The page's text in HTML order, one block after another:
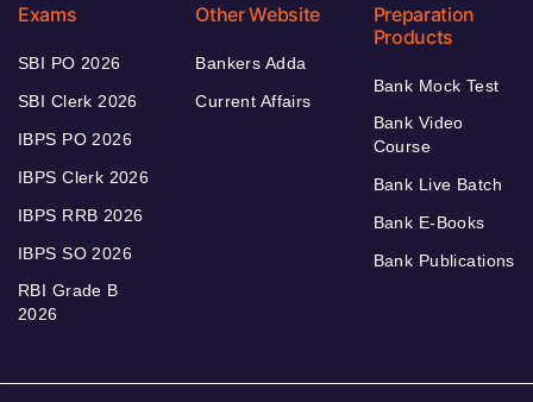
Exams
SBI PO 2026
SBI Clerk 2026
IBPS PO 2026
IBPS Clerk 2026
IBPS RRB 2026
IBPS SO 2026
RBI Grade B
2026
Other Website
Bankers Adda
Current Affairs
Preparation
Products
Bank Mock Test
Bank Video
Course
Bank Live Batch
Bank E-Books
Bank Publications